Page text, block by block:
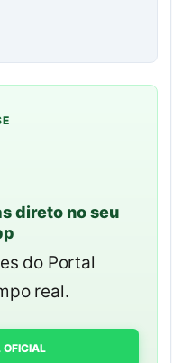
direto no seu
do Portal
real.
OFICIAL